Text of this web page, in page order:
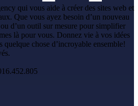
qui vous aide à créer des sites web et
Que vous ayez besoin d’un nouveau
d’un outil sur mesure pour simplifier
là pour vous. Donnez vie à vos idées
chose d’incroyable ensemble!